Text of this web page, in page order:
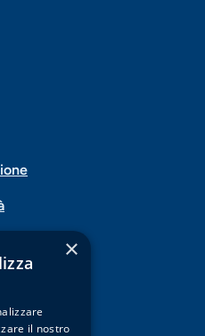
×
il nostro